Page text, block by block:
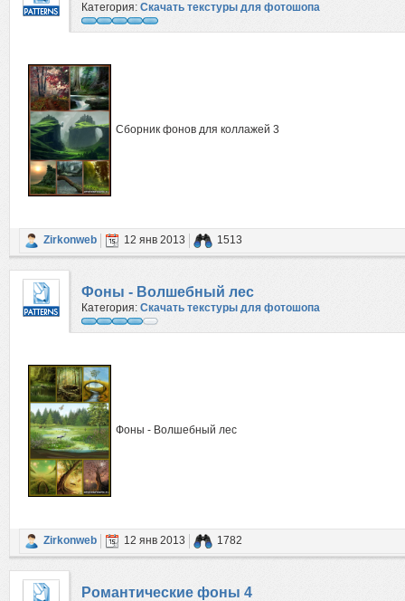
Категория: Скачать текстуры для фотошопа
Сборник фонов для коллажей 3
Zirkonweb 12 янв 2013 1513
Фоны - Волшебный лес
Категория: Скачать текстуры для фотошопа
Фоны - Волшебный лес
Zirkonweb 12 янв 2013 1782
Романтические фоны 4